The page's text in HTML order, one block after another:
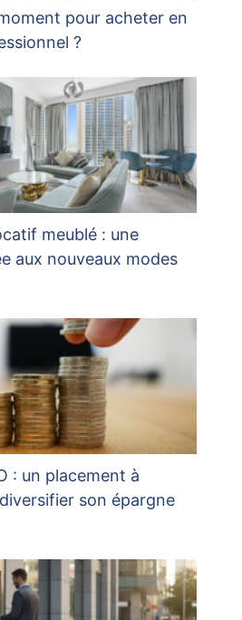
pour acheter en
?
meublé : une
aux nouveaux modes
: un placement à
son épargne